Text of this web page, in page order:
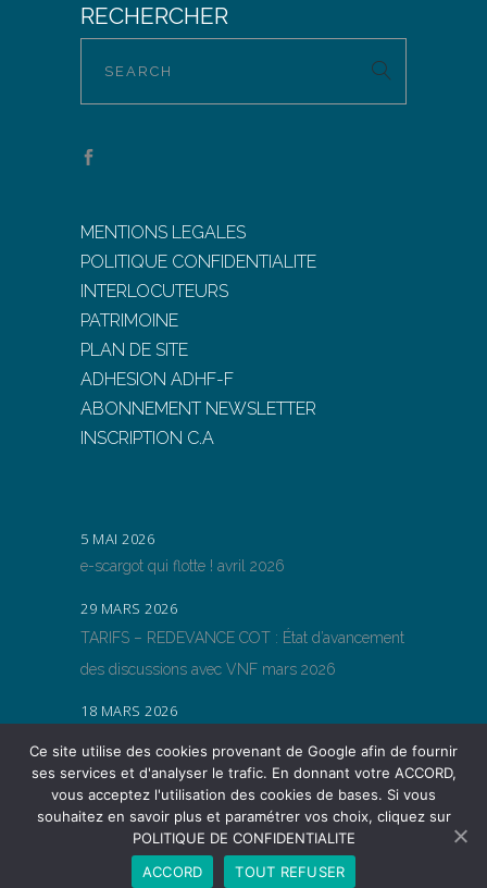
RECHERCHER
MENTIONS LEGALES
POLITIQUE CONFIDENTIALITE
INTERLOCUTEURS
PATRIMOINE
PLAN DE SITE
ADHESION ADHF-F
ABONNEMENT NEWSLETTER
INSCRIPTION C.A
5 MAI 2026
e-scargot qui flotte ! avril 2026
29 MARS 2026
TARIFS – REDEVANCE COT : État d’avancement
des discussions avec VNF mars 2026
18 MARS 2026
des discussions avec VNF
Ce site utilise des cookies provenant de Google afin de fournir
ses services et d'analyser le trafic. En donnant votre ACCORD,
vous acceptez l'utilisation des cookies de bases. Si vous
souhaitez en savoir plus et paramétrer vos choix, cliquez sur
POLITIQUE DE CONFIDENTIALITE
ACCORD
TOUT REFUSER